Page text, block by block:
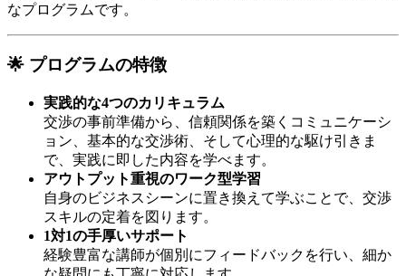
なプログラムです。​
🌟 プログラムの特徴
実践的な4つのカリキュラム
交渉の事前準備から、信頼関係を築くコミュニケーシ
ョン、基本的な交渉術、そして心理的な駆け引きま
で、実践に即した内容を学べます。​
アウトプット重視のワーク型学習
自身のビジネスシーンに置き換えて学ぶことで、交渉
スキルの定着を図ります。
1対1の手厚いサポート
経験豊富な講師が個別にフィードバックを行い、細か